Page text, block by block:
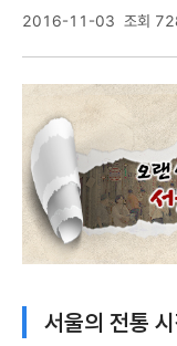
2016-11-03 조회
서울의 전통